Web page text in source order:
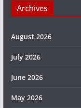
Archives
August 2026
July 2026
June 2026
May 2026